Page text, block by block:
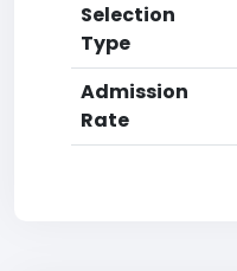
Selection
Type
Admission
Rate